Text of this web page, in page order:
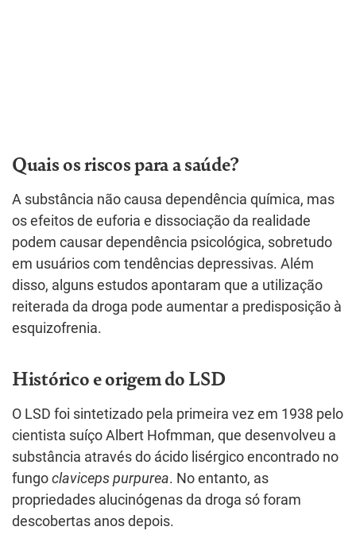
Quais os riscos para a saúde?
A substância não causa dependência química, mas
os efeitos de euforia e dissociação da realidade
podem causar dependência psicológica, sobretudo
em usuários com tendências depressivas. Além
disso, alguns estudos apontaram que a utilização
reiterada da droga pode aumentar a predisposição à
esquizofrenia.
Histórico e origem do LSD
O LSD foi sintetizado pela primeira vez em 1938 pelo
cientista suíço Albert Hofmman, que desenvolveu a
substância através do ácido lisérgico encontrado no
fungo claviceps purpurea. No entanto, as
propriedades alucinógenas da droga só foram
descobertas anos depois.